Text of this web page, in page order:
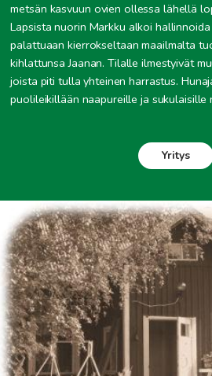
metsän kasvuun ovien ollessa lähellä
Lapsista nuorin Markku alkoi
palattuaan kierrokseltaan maailmalta
kihlattunsa Jaanan. Tilalle ilmestyivät
joista piti tulla yhteinen harrastus.
puolileikillään naapureille ja sukulaisille
Yritys